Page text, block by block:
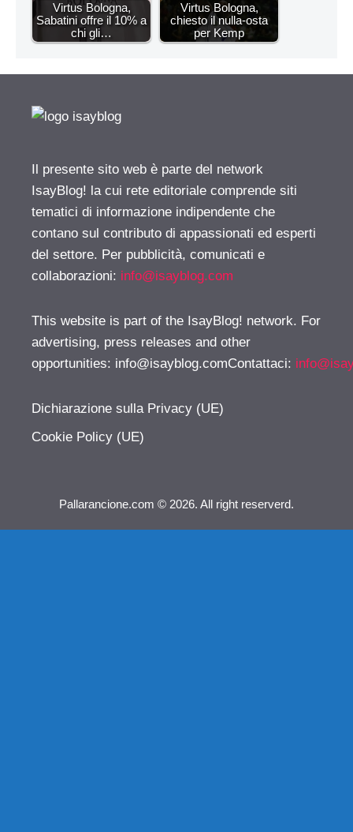
Virtus Bologna,
Sabatini offre il 10% a
chi gli…
Virtus Bologna,
chiesto il nulla-osta
per Kemp
Il presente sito web è parte del network
IsayBlog! la cui rete editoriale comprende siti
tematici di informazione indipendente che
contano sul contributo di appassionati ed esperti
del settore. Per pubblicità, comunicati e
collaborazioni: info@isayblog.com
This website is part of the IsayBlog! network. For
advertising, press releases and other
opportunities: info@isayblog.comContattaci:
Dichiarazione sulla Privacy (UE)
Cookie Policy (UE)
Pallarancione.com © 2026. All right reserverd.